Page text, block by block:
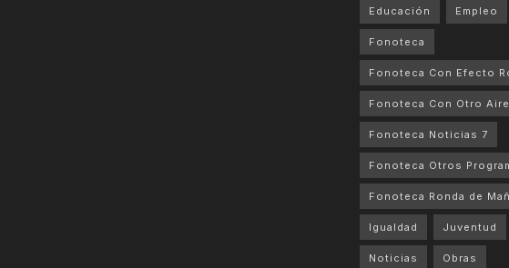
Educación Empleo
Fonoteca
Fonoteca Con Efecto
Fonoteca Con Otro Aire
Fonoteca Noticias 7
Fonoteca Otros
Fonoteca Ronda de
Igualdad Juventud
Noticias Obras